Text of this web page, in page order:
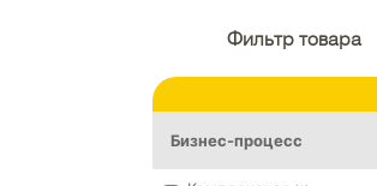
Фильтр товара
Бизнес-процесс